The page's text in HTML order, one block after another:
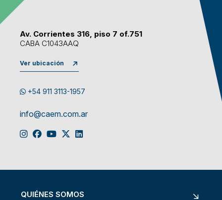
Av. Corrientes 316, piso 7 of.751
CABA C1043AAQ
Ver ubicación
+54 911 3113-1957
info@caem.com.ar
QUIÉNES SOMOS